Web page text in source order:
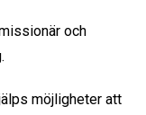
och
möjligheter att